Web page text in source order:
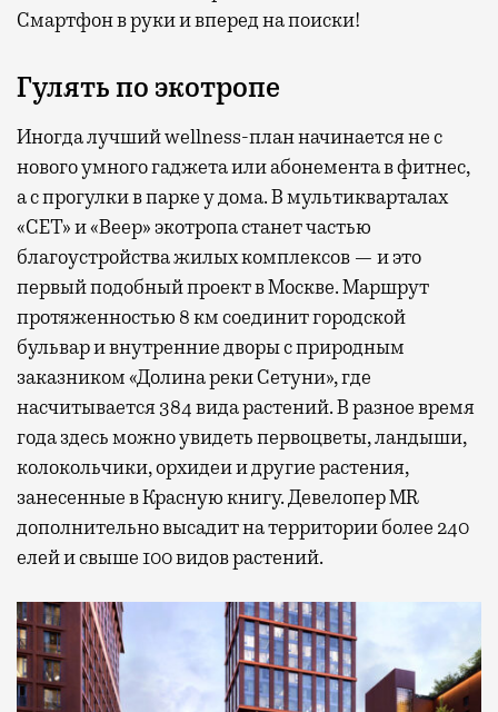
Смартфон в руки и вперед на поиски!
Гулять по экотропе
Иногда лучший wellness-план начинается не с
нового умного гаджета или абонемента в фитнес,
а с прогулки в парке у дома. В мультикварталах
«СЕТ» и «Веер» экотропа станет частью
благоустройства жилых комплексов — и это
первый подобный проект в Москве. Маршрут
протяженностью 8 км соединит городской
бульвар и внутренние дворы с природным
заказником «Долина реки Сетуни», где
насчитывается 384 вида растений. В разное время
года здесь можно увидеть первоцветы, ландыши,
колокольчики, орхидеи и другие растения,
занесенные в Красную книгу. Девелопер MR
дополнительно высадит на территории более 240
елей и свыше 100 видов растений.